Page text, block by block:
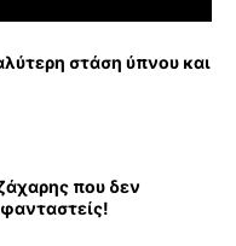
στάση ύπνου και
που δεν